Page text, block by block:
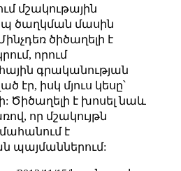
մշակութային
ծաղկման մասին
ծիծաղելի է
որում
գրականության
էր, իսկ մյուս կեսը՝
Ծիծաղելի է խոսել նաև
որ մշակույթն
է
պայմաններում: